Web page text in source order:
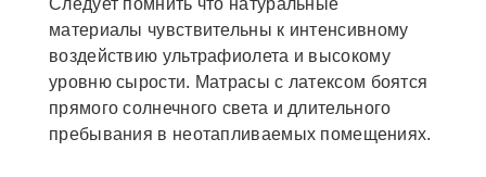
Следует помнить что натуральные
материалы чувствительны к интенсивному
воздействию ультрафиолета и высокому
уровню сырости. Матрасы с латексом боятся
прямого солнечного света и длительного
пребывания в неотапливаемых помещениях.